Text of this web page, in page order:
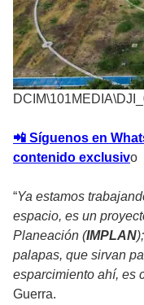
📲 Síguenos en
contenido exclusivo
“Ya estamos
espacio, es un
Planeación (IMPLAN
palapas, que sirvan
esparcimiento ahí, es
Guerra.